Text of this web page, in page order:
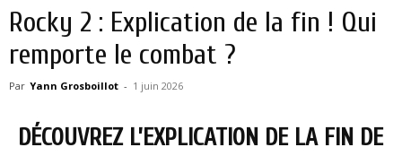
Rocky 2 : Explication de la fin ! Qui
remporte le combat ?
Par Yann Grosboillot - 1 juin 2026
DÉCOUVREZ L’EXPLICATION DE LA FIN DE